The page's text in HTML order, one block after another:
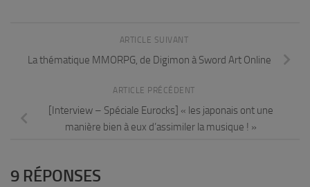
ARTICLE SUIVANT
La thématique MMORPG, de Digimon à Sword Art Online
ARTICLE PRÉCÉDENT
[Interview – Spéciale Eurocks] « les japonais ont une
manière bien à eux d’assimiler la musique ! »
9 RÉPONSES